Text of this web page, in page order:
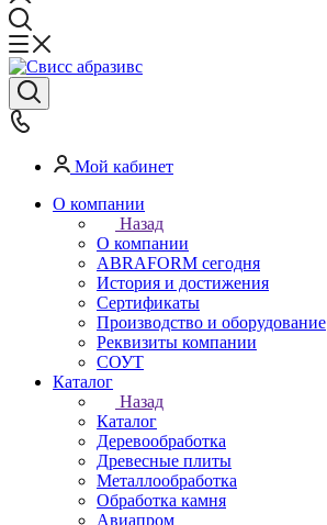
Мой кабинет
О компании
Назад
О компании
ABRAFORM сегодня
История и достижения
Сертификаты
Производство и оборудование
Реквизиты компании
СОУТ
Каталог
Назад
Каталог
Деревообработка
Древесные плиты
Металлообработка
Обработка камня
Авиапром